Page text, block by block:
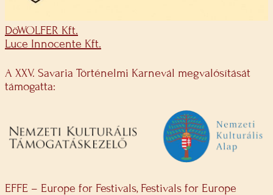
DöWOLFER Kft.
Luce Innocente Kft.
A XXV. Savaria Történelmi Karnevál megvalósítását
támogatta:
EFFE – Europe for Festivals, Festivals for Europe